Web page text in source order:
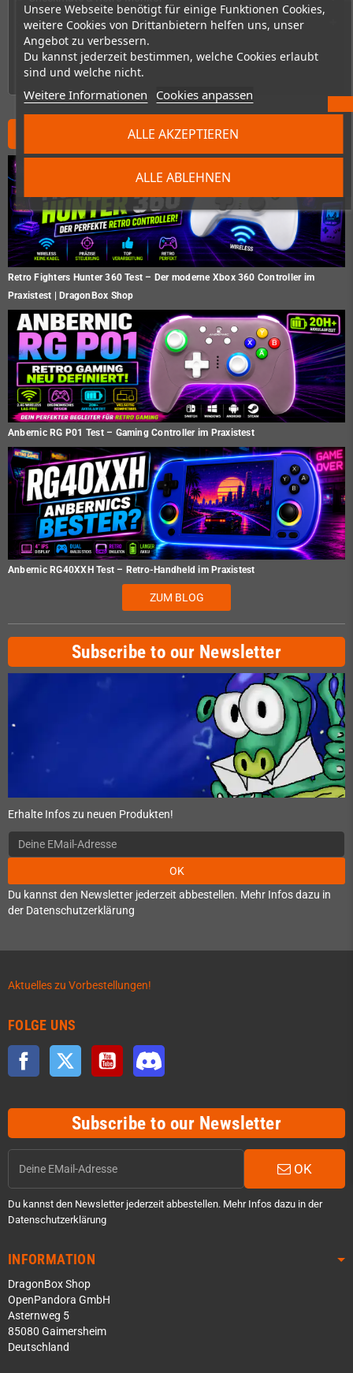
Unsere Webseite benötigt für einige Funktionen Cookies,
weitere Cookies von Drittanbietern helfen uns, unser
Angebot zu verbessern.
Du kannst jederzeit bestimmen, welche Cookies erlaubt
sind und welche nicht.
Weitere Informationen Cookies anpassen
ALLE ABLEHNEN
ALLE AKZEPTIEREN
Homebrew-Produktion & Entwicklerbedarf
Restposten
Demnächst erhältlich
Neues vom Shop
Retro Fighters Hunter 360 Test – Der moderne Xbox 360 Controller im
Praxistest | DragonBox Shop
Anbernic RG P01 Test – Gaming Controller im Praxistest
Anbernic RG40XXH Test – Retro-Handheld im Praxistest
ZUM BLOG
Subscribe to our Newsletter
Erhalte Infos zu neuen Produkten!
OK
Du kannst den Newsletter jederzeit abbestellen. Mehr Infos dazu in
der Datenschutzerklärung
Aktuelles zu Vorbestellungen!
FOLGE UNS
Facebook Twitter YouTube
Subscribe to our Newsletter
OK
Du kannst den Newsletter jederzeit abbestellen. Mehr Infos dazu in der
Datenschutzerklärung
INFORMATION
DragonBox Shop
OpenPandora GmbH
Asternweg 5
85080 Gaimersheim
Deutschland